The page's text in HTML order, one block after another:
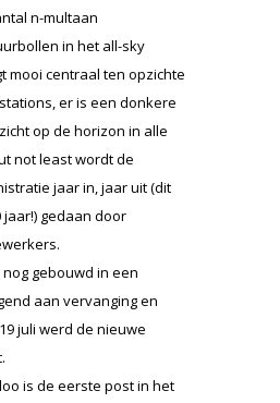
n-multaan
in het all-sky
mooi centraal ten opzichte
er is een donkere
op de horizon in alle
not least wordt de
jaar in, jaar uit (dit
jaar!) gedaan door
gebouwd in een
aan vervanging en
juli werd de nieuwe
is de eerste post in het